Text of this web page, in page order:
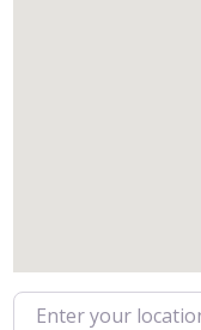
Enter your location